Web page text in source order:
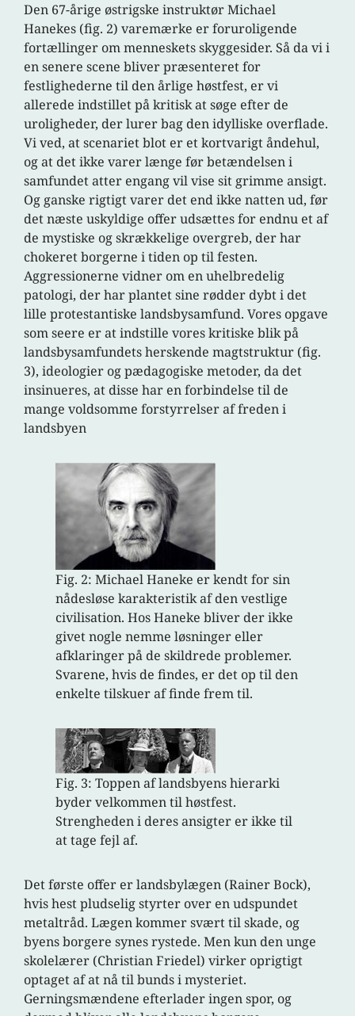
Den 67-årige østrigske instruktør Michael
Hanekes (fig. 2) varemærke er foruroligende
fortællinger om menneskets skyggesider. Så da vi i
en senere scene bliver præsenteret for
festlighederne til den årlige høstfest, er vi
allerede indstillet på kritisk at søge efter de
uroligheder, der lurer bag den idylliske overflade.
Vi ved, at scenariet blot er et kortvarigt åndehul,
og at det ikke varer længe før betændelsen i
samfundet atter engang vil vise sit grimme ansigt.
Og ganske rigtigt varer det end ikke natten ud, før
det næste uskyldige offer udsættes for endnu et af
de mystiske og skrækkelige overgreb, der har
chokeret borgerne i tiden op til festen.
Aggressionerne vidner om en uhelbredelig
patologi, der har plantet sine rødder dybt i det
lille protestantiske landsbysamfund. Vores opgave
som seere er at indstille vores kritiske blik på
landsbysamfundets herskende magtstruktur (fig.
3), ideologier og pædagogiske metoder, da det
insinueres, at disse har en forbindelse til de
mange voldsomme forstyrrelser af freden i
landsbyen
Fig. 2: Michael Haneke er kendt for sin
nådesløse karakteristik af den vestlige
civilisation. Hos Haneke bliver der ikke
givet nogle nemme løsninger eller
afklaringer på de skildrede problemer.
Svarene, hvis de findes, er det op til den
enkelte tilskuer af finde frem til.
Fig. 3: Toppen af landsbyens hierarki
byder velkommen til høstfest.
Strengheden i deres ansigter er ikke til
at tage fejl af.
Det første offer er landsbylægen (Rainer Bock),
hvis hest pludselig styrter over en udspundet
metaltråd. Lægen kommer svært til skade, og
byens borgere synes rystede. Men kun den unge
skolelærer (Christian Friedel) virker oprigtigt
optaget af at nå til bunds i mysteriet.
Gerningsmændene efterlader ingen spor, og